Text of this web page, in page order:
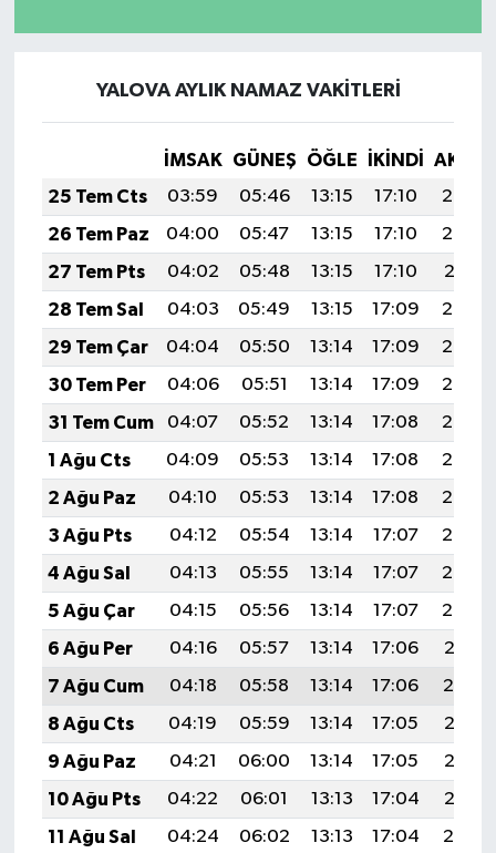
YALOVA AYLIK NAMAZ VAKITLERI
İMSAK GÜNEŞ ÖĞLE İKINDI
25 Tem Cts
03:59 05:46 13:15 17:10
20:33
26 Tem Paz
04:00 05:47 13:15 17:10
20:32
27 Tem Pts
04:02 05:48 13:15 17:10
20:31
28 Tem Sal
04:03 05:49 13:15 17:09
20:30
29 Tem Çar
04:04 05:50 13:14 17:09
20:29
30 Tem Per
04:06 05:51 13:14 17:09
20:28
31 Tem Cum
04:07 05:52 13:14 17:08
20:27
1 Ağu Cts
04:09 05:53 13:14 17:08
20:26
2 Ağu Paz
04:10 05:53 13:14 17:08
20:25
3 Ağu Pts
04:12 05:54 13:14 17:07
20:24
4 Ağu Sal
04:13 05:55 13:14 17:07
20:23
5 Ağu Çar
04:15 05:56 13:14 17:07
20:22
6 Ağu Per
04:16 05:57 13:14 17:06
20:21
7 Ağu Cum
04:18 05:58 13:14 17:06
20:19
8 Ağu Cts
04:19 05:59 13:14 17:05
20:18
9 Ağu Paz
04:21 06:00 13:14 17:05
20:17
10 Ağu Pts
04:22 06:01 13:13 17:04
20:16
11 Ağu Sal
04:24 06:02 13:13 17:04
20:14